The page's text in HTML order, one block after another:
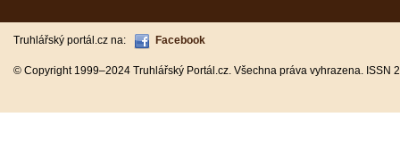
Truhlářský portál.cz na: Facebook
© Copyright 1999–2024 Truhlářský Portál.cz. Všechna práva vyhrazena.